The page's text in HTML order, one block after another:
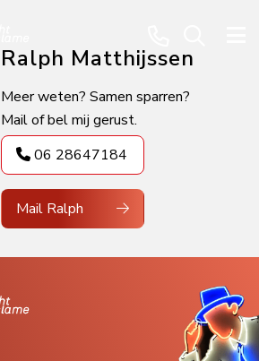
Ralph Matthijssen
Meer weten? Samen sparren?
Mail of bel mij gerust.
06 28647184
Mail Ralph